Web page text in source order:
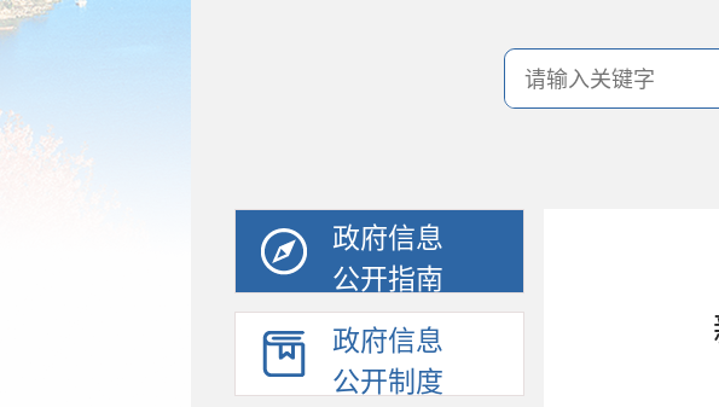
政府信息
公开指南
政府信息
公开制度